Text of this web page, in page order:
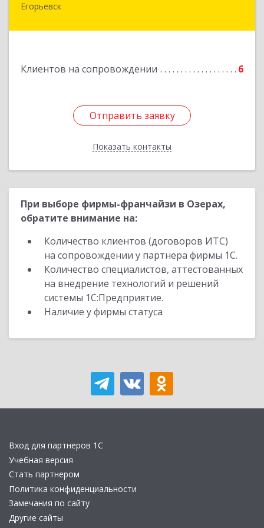
Егорьевск
Клиентов на сопровождении 6
Отправить заявку
Показать контакты
Отправить заявку
Назад
При выборе фирмы-франчайзи в Озерах,
обратите внимание на:
Количество клиентов (договоров ИТС)
на сопровождении у партнера фирмы 1С.
Количество специалистов, аттестованных
на внедрение технологий и решений
системы 1С:Предприятие.
Наличие у фирмы статуса
Вход для партнеров 1С
Учебная версия
Стать партнером
Политика конфиденциальности
Замечания по сайту
Другие сайты